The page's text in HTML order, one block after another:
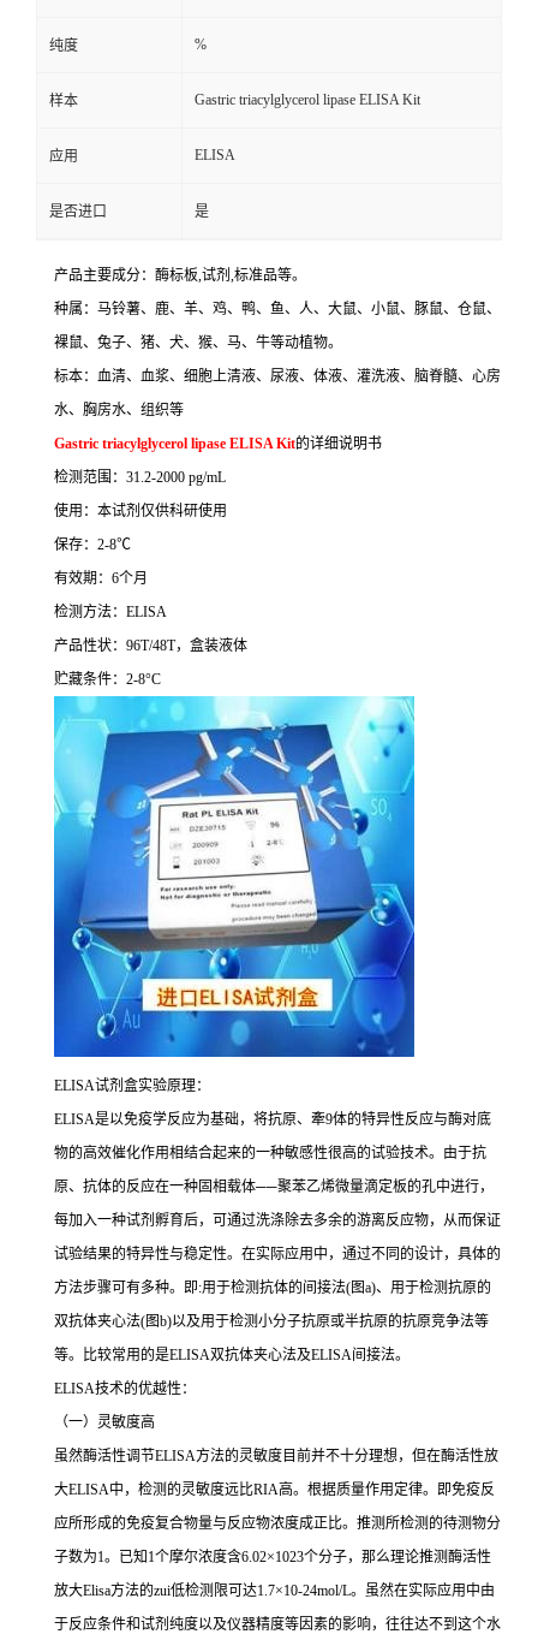
纯度 %
样本 Gastric triacylglycerol lipase ELISA Kit
应用 ELISA
是否进口 是
产品主要成分：酶标板,试剂 ,标准品等。
种属：马铃薯、鹿、羊、鸡、鸭、鱼、人、大鼠、小鼠、豚鼠、仓鼠、
裸鼠、兔子、猪、犬、猴、马、牛等动植物。
标本：血清、血浆、细胞上清液、尿液、体液、灌洗液、脑脊髓、心房
水、胸房水、组织等
Gastric triacylglycerol lipase ELISA Kit的详细说明书
检测范围： 31.2-2000 pg/mL
使用：本试剂仅供科研使用
保存： 2-8℃
有效期： 6个月
检测方法： ELISA
产品性状： 96T/48T，盒装液体
贮藏条件： 2-8°C
ELISA试剂盒实验原理：
ELISA是以免疫学反应为基础，将抗原、牽9体的特异性反应与酶对底
物的高效催化作用相结合起来的一种敏感性很高的试验技术。由于抗
原、抗体的反应在一种固相载体──聚苯乙烯微量滴定板的孔中进行，
每加入一种试剂孵育后，可通过洗涤除去多余的游离反应物，从而保证
试验结果的特异性与稳定性。在实际应用中，通过不同的设计，具体的
方法步骤可有多种。即:用于检测抗体的间接法(图a)、用于检测抗原的
双抗体夹心法(图b)以及用于检测小分子抗原或半抗原的抗原竞争法等
等。比较常用的是ELISA双抗体夹心法及ELISA间接法。
ELISA技术的优越性：
（一）灵敏度高
虽然酶活性调节ELISA方法的灵敏度目前并不十分理想，但在酶活性放
大ELISA中，检测的灵敏度远比RIA高。根据质量作用定律。即免疫反
应所形成的免疫复合物量与反应物浓度成正比。推测所检测的待测物分
子数为1。已知 1个摩尔浓度含6.02×1023个分子，那么理论推测酶活性
放大Elisa方法的zui低检测限可达1.7×10-24mol/L。虽然在实际应用中由
于反应条件和试剂纯度以及仪器精度等因素的影响，往往达不到这个水